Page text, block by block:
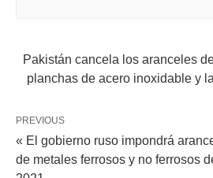
Pakistán cancela los aranceles
planchas de acero inoxidable y
PREVIOUS
« El gobierno ruso impondrá
de metales ferrosos y no ferrosos